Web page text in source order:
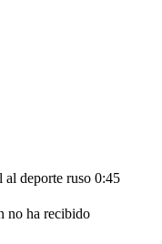
deporte ruso 0:45
no ha recibido